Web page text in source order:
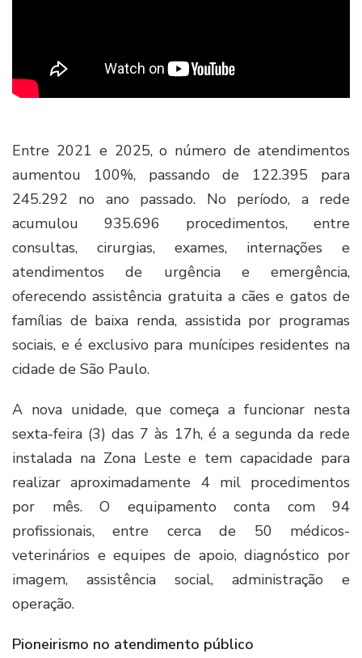
Entre 2021 e 2025, o número de atendimentos
aumentou 100%, passando de 122.395 para
245.292 no ano passado. No período, a rede
acumulou 935.696 procedimentos, entre
consultas, cirurgias, exames, internações e
atendimentos de urgência e emergência,
oferecendo assistência gratuita a cães e gatos de
famílias de baixa renda, assistida por programas
sociais, e é exclusivo para munícipes residentes na
cidade de São Paulo.
A nova unidade, que começa a funcionar nesta
sexta-feira (3) das 7 às 17h, é a segunda da rede
instalada na Zona Leste e tem capacidade para
realizar aproximadamente 4 mil procedimentos
por mês. O equipamento conta com 94
profissionais, entre cerca de 50 médicos-
veterinários e equipes de apoio, diagnóstico por
imagem, assistência social, administração e
operação.
Pioneirismo no atendimento público